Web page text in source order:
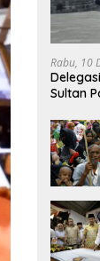
Rabu, 10
Sultan